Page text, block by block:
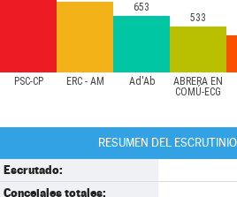
PSC-CP ERC - AM Ad'Ab
ABRERA EN
COMÚ-ECG
653
533
RESUMEN DEL
Escrutado:
Concejales totales: